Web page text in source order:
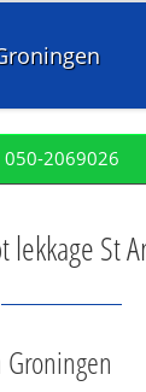
050-2069026
lekkage St